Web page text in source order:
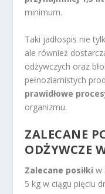
minimum.
Taki jadłospis nie
ale również
odżywczych oraz
pełnoziarnistych
prawidłowe
organizmu.
ZALECANE
ODŻYWCZE
Zalecane posiłki w
5 kg w ciągu pięciu